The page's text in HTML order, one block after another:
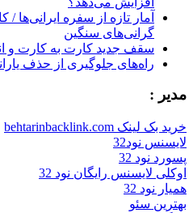
آمار تازه از سفره ایرانی‌ها
گرانی‌های سنگین
سقف جدید کارت به کارت و
راه‌های جلوگیری از حذف
مدیر :
خرید بک لینک behtarinbacklink.com
لایسنس نود32
پسورد نود 32
اوکلی لایسنس رایگان نود 32
همیار نود 32
بهترین سئو